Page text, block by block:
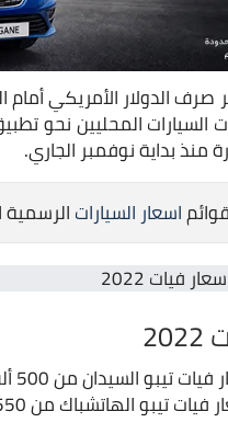
السيارات المحليين نحو
اسعار السياراتالرسمية
السيدان من 500 ألف جنيه، إلى 600 ألف جنيه
الهاتشباك من 550 ألف جنيه، حتى 625 ألف جنيه